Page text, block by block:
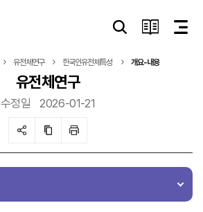
유전체연구 한국인유전체특성 개요-내용
유전체연구
수정일 2026-01-21